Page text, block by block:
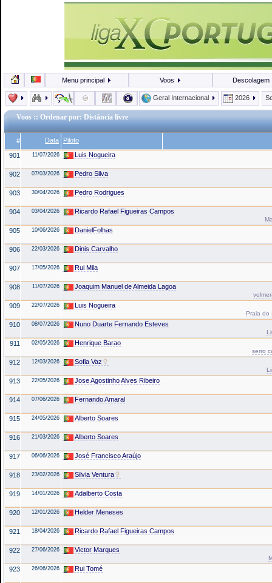
Menu principal Voos Descolagem
Geral Internacional 2026
Voos :: Ordenar por: Distância livre
# Data Piloto
901 11/07/2026 Luis Nogueira
902 07/03/2026 Pedro Silva
903 30/04/2026 Pedro Rodrigues
904 03/04/2026 Ricardo Rafael Figueiras Campos
905 10/06/2026 DanielFolhas
906 22/03/2026 Dinis Carvalho
907 17/05/2026 Rui Mila
908 11/07/2026 Joaquim Manuel de Almeida Lagoa
909 22/07/2026 Luis Nogueira
Praia do
910 08/07/2026 Nuno Duarte Fernando Esteves
911 02/05/2026 Henrique Barao
serro
912 12/03/2026 Sofia Vaz
913 22/05/2026 Jose Agostinho Alves Ribeiro
914 07/06/2026 Fernando Amaral
915 24/05/2026 Alberto Soares
916 21/03/2026 Alberto Soares
917 06/06/2026 José Francisco Araújo
918 23/02/2026 Silvia Ventura
919 14/01/2026 Adalberto Costa
920 12/01/2026 Helder Meneses
921 18/04/2026 Ricardo Rafael Figueiras Campos
922 27/06/2026 Victor Marques
923 26/06/2026 Rui Tomé